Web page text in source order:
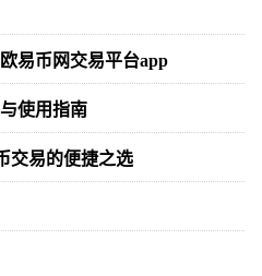
易币网交易平台app
使用指南
交易的便捷之选